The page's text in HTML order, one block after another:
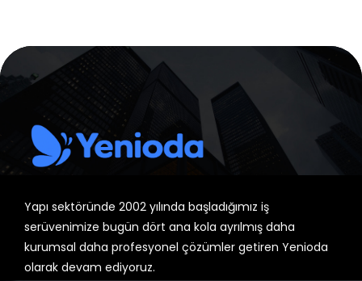
Yapı sektöründe 2002 yılında başladığımız iş
serüvenimize bugün dört ana kola ayrılmış daha
kurumsal daha profesyonel çözümler getiren Yenioda
olarak devam ediyoruz.